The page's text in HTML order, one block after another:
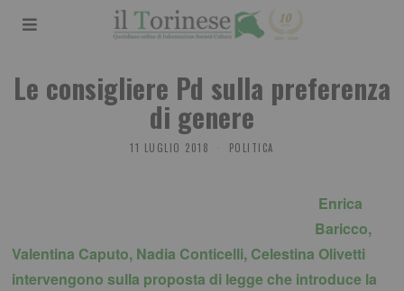
Le consigliere Pd sulla preferenza
di genere
11 LUGLIO 2018 POLITICA
Enrica
Baricco,
Valentina Caputo, Nadia Conticelli, Celestina Olivetti
intervengono sulla proposta di legge che introduce la